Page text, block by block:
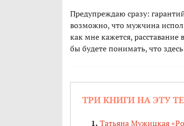
Предупреждаю сразу:
возможно, что мужчина
как мне кажется,
бы будете понимать, что
ТРИ КНИГИ НА ЭТУ
Татьяна Мужицкая